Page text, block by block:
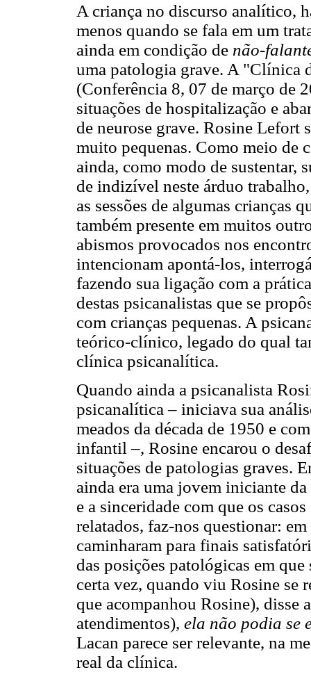
A criança no discurso analítico,
menos quando se fala em um
ainda em condição de não-
uma patologia grave. A "Clínica
(Conferência 8, 07 de março de
situações de hospitalização e
de neurose grave. Rosine Lefort
muito pequenas. Como meio de
ainda, como modo de sustentar,
de indizível neste árduo
as sessões de algumas crianças
também presente em muitos
abismos provocados nos
intencionam apontá-los,
fazendo sua ligação com a
destas psicanalistas que se
com crianças pequenas. A
teórico-clínico, legado do qual
clínica psicanalítica.
Quando ainda a psicanalista
psicanalítica – iniciava sua
meados da década de 1950 e
infantil –, Rosine encarou o
situações de patologias graves.
ainda era uma jovem iniciante
e a sinceridade com que os
relatados, faz-nos questionar:
caminharam para finais
das posições patológicas em
certa vez, quando viu Rosine se
que acompanhou Rosine), disse
atendimentos), ela não podia se
Lacan parece ser relevante, na
real da clínica.